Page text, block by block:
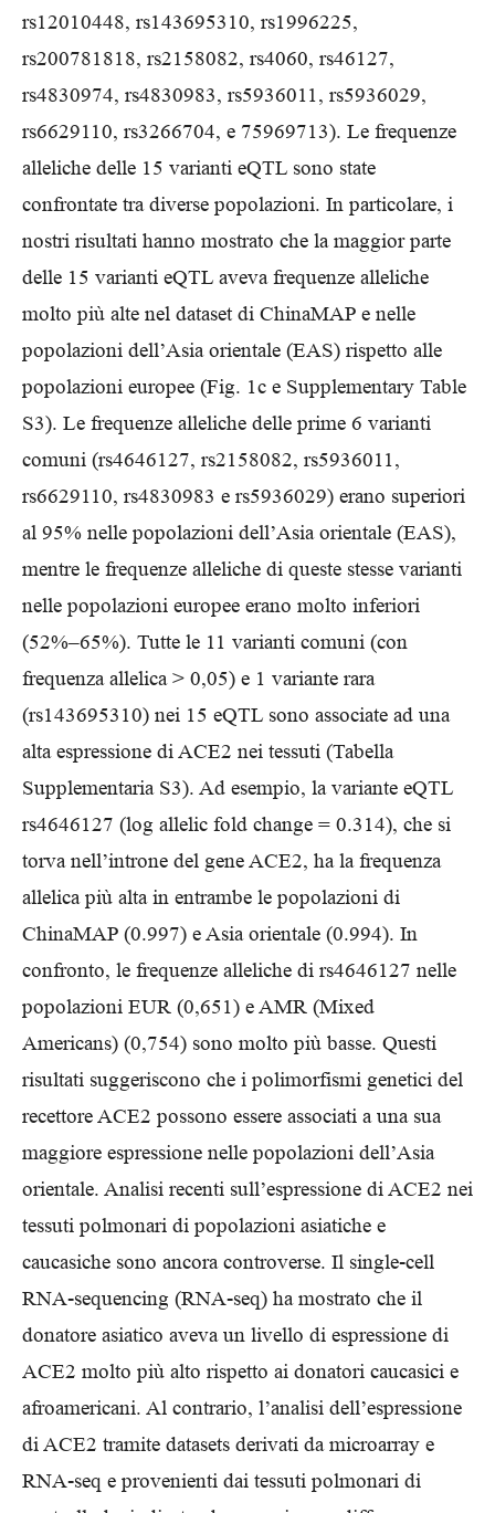
rs12010448, rs143695310, rs1996225,
rs200781818, rs2158082, rs4060, rs46127,
rs4830974, rs4830983, rs5936011, rs5936029,
rs6629110, rs3266704, e 75969713). Le frequenze
alleliche delle 15 varianti eQTL sono state
confrontate tra diverse popolazioni. In particolare, i
nostri risultati hanno mostrato che la maggior parte
delle 15 varianti eQTL aveva frequenze alleliche
molto più alte nel dataset di ChinaMAP e nelle
popolazioni dell’Asia orientale (EAS) rispetto alle
popolazioni europee (Fig. 1c e Supplementary Table
S3). Le frequenze alleliche delle prime 6 varianti
comuni (rs4646127, rs2158082, rs5936011,
rs6629110, rs4830983 e rs5936029) erano superiori
al 95% nelle popolazioni dell’Asia orientale (EAS),
mentre le frequenze alleliche di queste stesse varianti
nelle popolazioni europee erano molto inferiori
(52%–65%). Tutte le 11 varianti comuni (con
frequenza allelica > 0,05) e 1 variante rara
(rs143695310) nei 15 eQTL sono associate ad una
alta espressione di ACE2 nei tessuti (Tabella
Supplementaria S3). Ad esempio, la variante eQTL
rs4646127 (log allelic fold change = 0.314), che si
torva nell’introne del gene ACE2, ha la frequenza
allelica più alta in entrambe le popolazioni di
ChinaMAP (0.997) e Asia orientale (0.994). In
confronto, le frequenze alleliche di rs4646127 nelle
popolazioni EUR (0,651) e AMR (Mixed
Americans) (0,754) sono molto più basse. Questi
risultati suggeriscono che i polimorfismi genetici del
recettore ACE2 possono essere associati a una sua
maggiore espressione nelle popolazioni dell’Asia
orientale. Analisi recenti sull’espressione di ACE2 nei
tessuti polmonari di popolazioni asiatiche e
caucasiche sono ancora controverse. Il single-cell
RNA-sequencing (RNA-seq) ha mostrato che il
donatore asiatico aveva un livello di espressione di
ACE2 molto più alto rispetto ai donatori caucasici e
afroamericani. Al contrario, l’analisi dell’espressione
di ACE2 tramite datasets derivati da microarray e
RNA-seq e provenienti dai tessuti polmonari di